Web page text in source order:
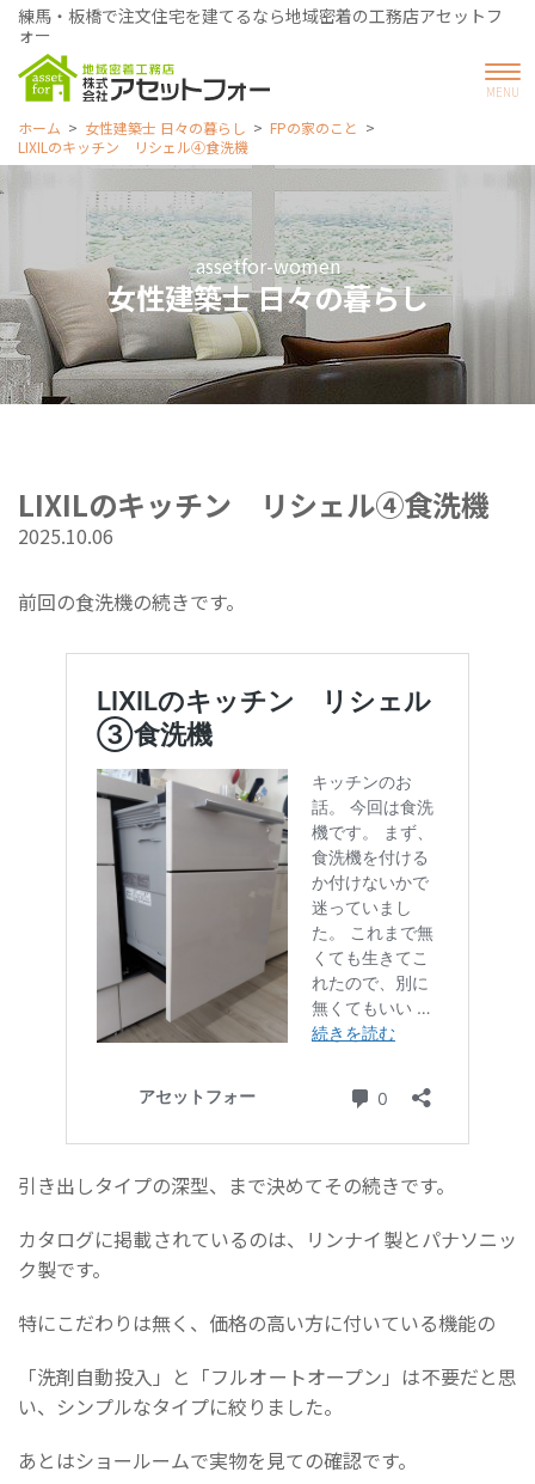
練馬・板橋で注文住宅を建てるなら地域密着の工務店アセットフ
ォー
ホーム 女性建築士 日々の暮らし
FPの家のこと
LIXILのキッチン リシェル④食洗機
assetfor-women
女性建築士 日々の暮らし
LIXILのキッチン リシェル④食洗機
2025.10.06
前回の食洗機の続きです。
引き出しタイプの深型、まで決めてその続きです。
カタログに掲載されているのは、リンナイ製とパナソニッ
ク製です。
特にこだわりは無く、価格の高い方に付いている機能の
「洗剤自動投入」と「フルオートオープン」は不要だと思
い、シンプルなタイプに絞りました。
あとはショールームで実物を見ての確認です。